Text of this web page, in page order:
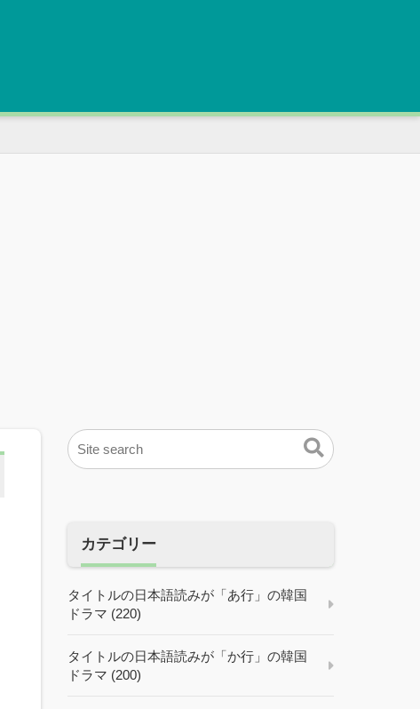
カテゴリー
タイトルの日本語読みが「あ行」の韓国
ドラマ (220)
タイトルの日本語読みが「か行」の韓国
ドラマ (200)